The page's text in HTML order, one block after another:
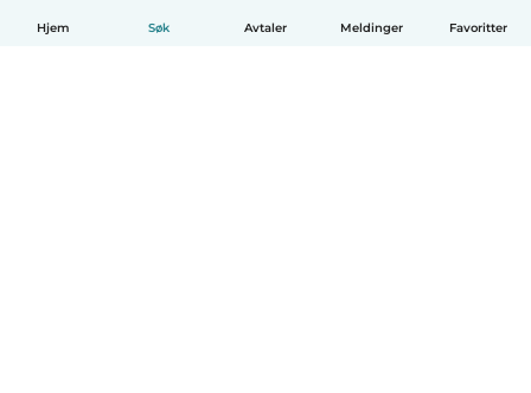
Hjem Søk Avtaler Meldinger Favoritter